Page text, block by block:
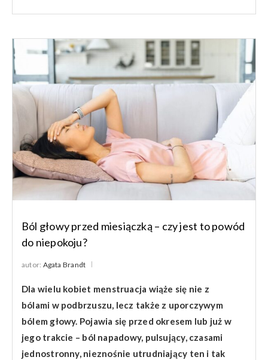
Ból głowy przed miesiączką – czy jest to powód
do niepokoju?
autor: Agata Brandt
Dla wielu kobiet menstruacja wiąże się nie z
bólami w podbrzuszu, lecz także z uporczywym
bólem głowy. Pojawia się przed okresem lub już w
jego trakcie – ból napadowy, pulsujący, czasami
jednostronny, nieznośnie utrudniający ten i tak